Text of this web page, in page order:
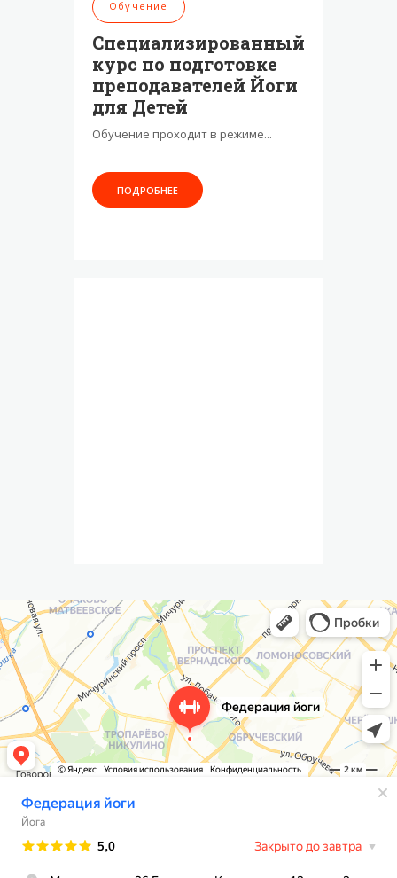
Обучение
Специализированный
курс по подготовке
преподавателей Йоги
для Детей
Обучение проходит в режиме...
ПОДРОБНЕЕ